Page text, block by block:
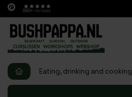
840+ reviews
Eating, drinking and cooking